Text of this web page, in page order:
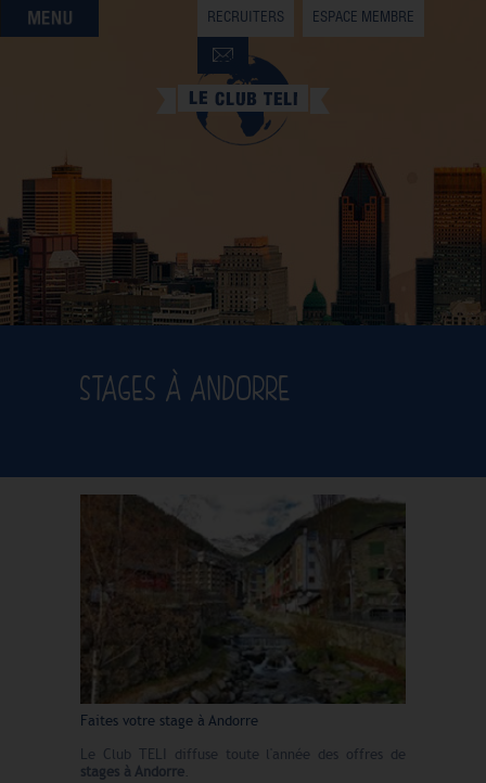
QUI SOMMES-NOUS
QUE CHERCHEZ-VOUS ?
NOS OFFRES PARTENAIRES
DEVENIR MEMBRE
RECRUITERS ESPACE MEMBRE
STAGES À ANDORRE
Faites votre stage à Andorre
Le Club TELI diffuse toute l'année des offres de
stages à Andorre.